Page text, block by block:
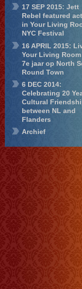
17 SEP 2015: Jett
Rebel featured
in Your Living
NYC Festival
16 APRIL 2015:
Your Living
7e jaar op North
Round Town
6 DEC 2014:
Celebrating 20
Cultural
between NL and
Flanders
Archief